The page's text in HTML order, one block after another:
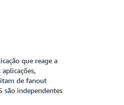
que reage a
de fanout
são independentes